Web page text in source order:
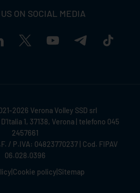
ON SOCIAL MEDIA
2026 Verona Volley SSD srl
1, 37138, Verona | telefono 045
2457661
/ P.IVA: 04823770237 | Cod. FIPAV
06.028.0396
Cookie policy Sitemap